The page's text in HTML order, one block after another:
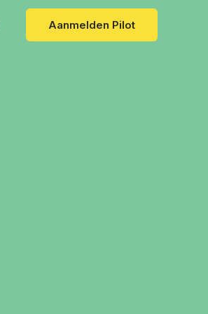
Aanmelden Pilot